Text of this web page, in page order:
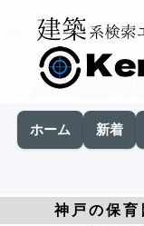
ホーム 新着
神戸の保